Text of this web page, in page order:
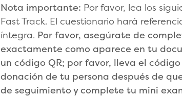
Nota importante: Por favor, lea los
Fast Track. El cuestionario hará
íntegra. Por favor, asegúrate de
exactamente como aparece en tu
un código QR; por favor, lleva el
donación de tu persona después de
de seguimiento y complete tu mini